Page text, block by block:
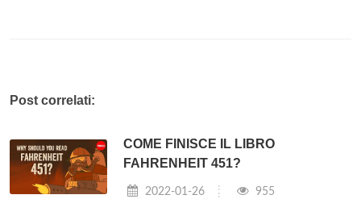
Post correlati:
COME FINISCE IL LIBRO
FAHRENHEIT 451?
2022-01-26 955